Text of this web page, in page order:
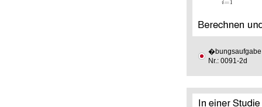
�bungsaufgabe
Nr.: 0091-2d